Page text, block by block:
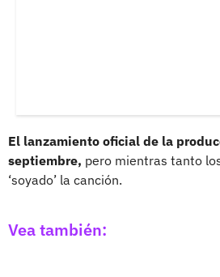
El lanzamiento oficial de la
septiembre, pero mientras tanto
‘soyado’ la canción.
Vea también: